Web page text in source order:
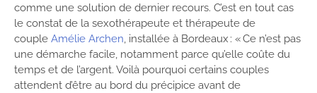
comme une solution de dernier recours. C’est en tout cas
le constat de la sexothérapeute et thérapeute de
couple Amélie Archen, installée à Bordeaux : « Ce n’est pas
une démarche facile, notamment parce qu’elle coûte du
temps et de l’argent. Voilà pourquoi certains couples
attendent d’être au bord du précipice avant de